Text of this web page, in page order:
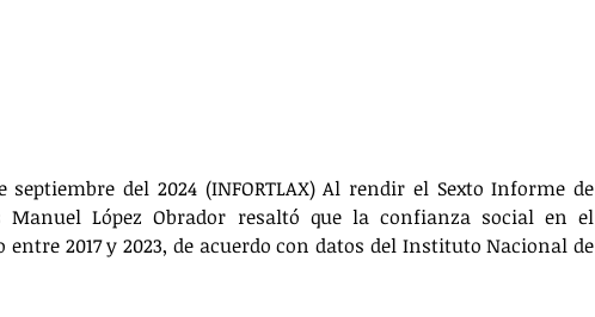
septiembre del 2024 (INFORTLAX) Al rendir el Sexto Informe de
Manuel López Obrador resaltó que la confianza social en el
2017 y 2023, de acuerdo con datos del Instituto Nacional de